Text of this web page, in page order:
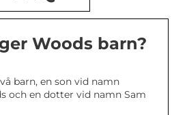
Woods barn?
barn, en son vid namn
och en dotter vid namn Sam